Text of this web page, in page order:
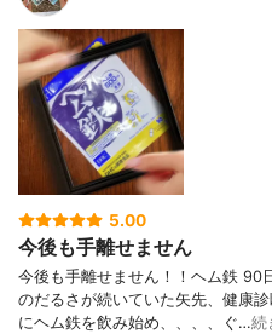
5.00
今後も手離せません
今後も手離せません！！ヘム鉄 90
のだるさが続いていた矢先、健康
にヘム鉄を飲み始め、、、、ぐ…続